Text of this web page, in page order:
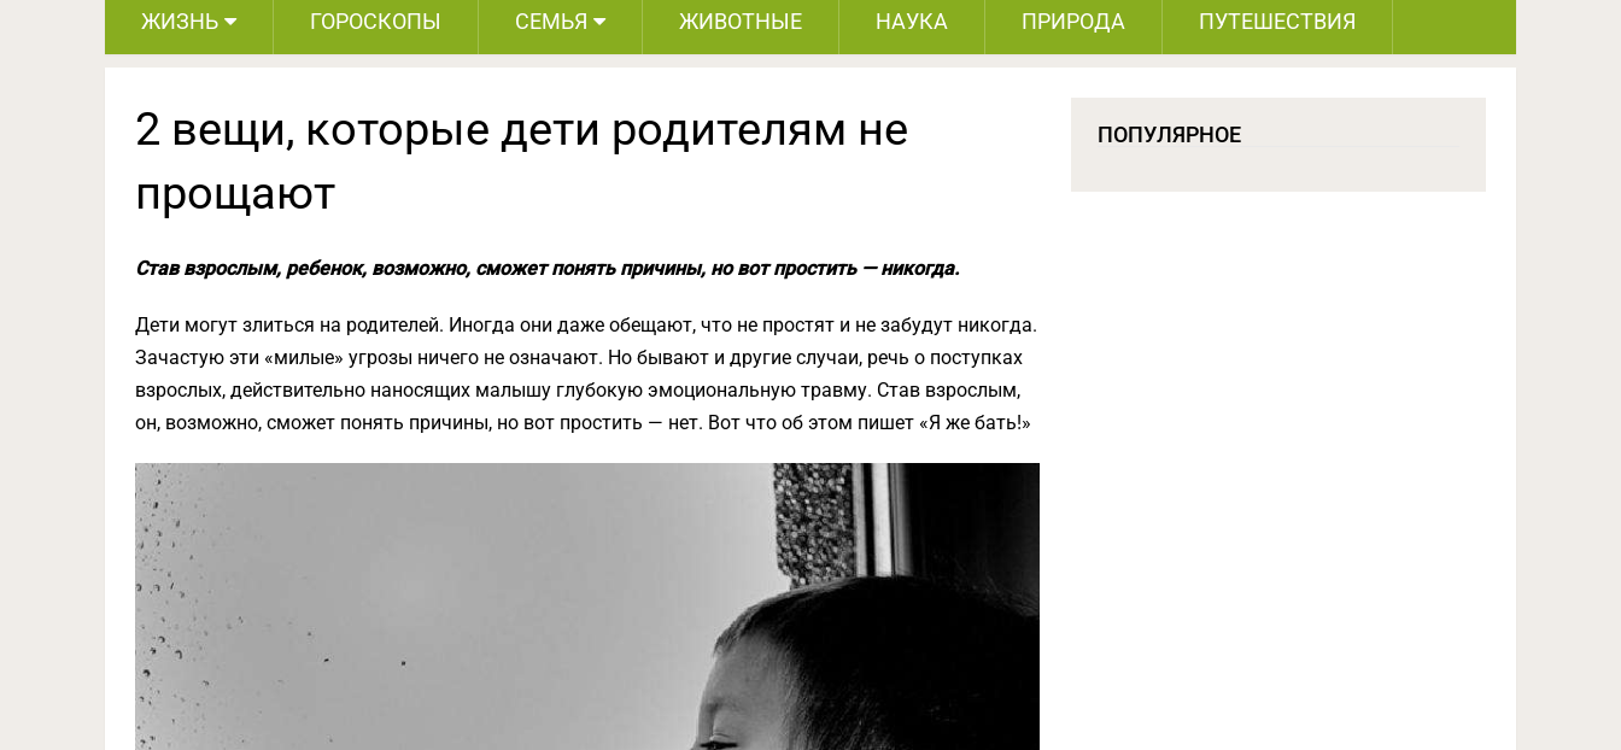
ЖИЗНЬ ГОРОСКОПЫ СЕМЬЯ ЖИВОТНЫЕ НАУКА ПРИРОДА ПУТЕШЕСТВИЯ
2 вещи, которые дети родителям не
прощают
Став взрослым, ребенок, возможно, сможет понять причины, но вот простить — никогда.
Дети могут злиться на родителей. Иногда они даже обещают, что не простят и не забудут никогда.
Зачастую эти «милые» угрозы ничего не означают. Но бывают и другие случаи, речь о поступках
взрослых, действительно наносящих малышу глубокую эмоциональную травму. Став взрослым,
он, возможно, сможет понять причины, но вот простить — нет. Вот что об этом пишет «Я же бать!»
ПОПУЛЯРНОЕ